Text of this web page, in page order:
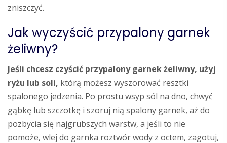
zniszczyć.
Jak wyczyścić przypalony garnek
żeliwny?
Jeśli chcesz czyścić przypalony garnek żeliwny, użyj
ryżu lub soli, którą możesz wyszorować resztki
spalonego jedzenia. Po prostu wsyp sól na dno, chwyć
gąbkę lub szczotkę i szoruj nią spalony garnek, aż do
pozbycia się najgrubszych warstw, a jeśli to nie
pomoże, wlej do garnka roztwór wody z octem, zagotuj,